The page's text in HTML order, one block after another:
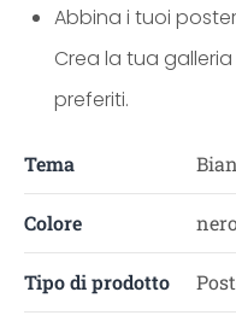
Abbina i tuoi
Crea la tua
preferiti.
Tema
Colore
Tipo di prodotto